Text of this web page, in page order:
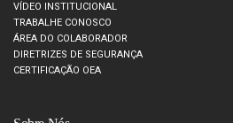
VÍDEO INSTITUCIONAL
TRABALHE CONOSCO
ÁREA DO COLABORADOR
DIRETRIZES DE SEGURANÇA
CERTIFICAÇÃO OEA